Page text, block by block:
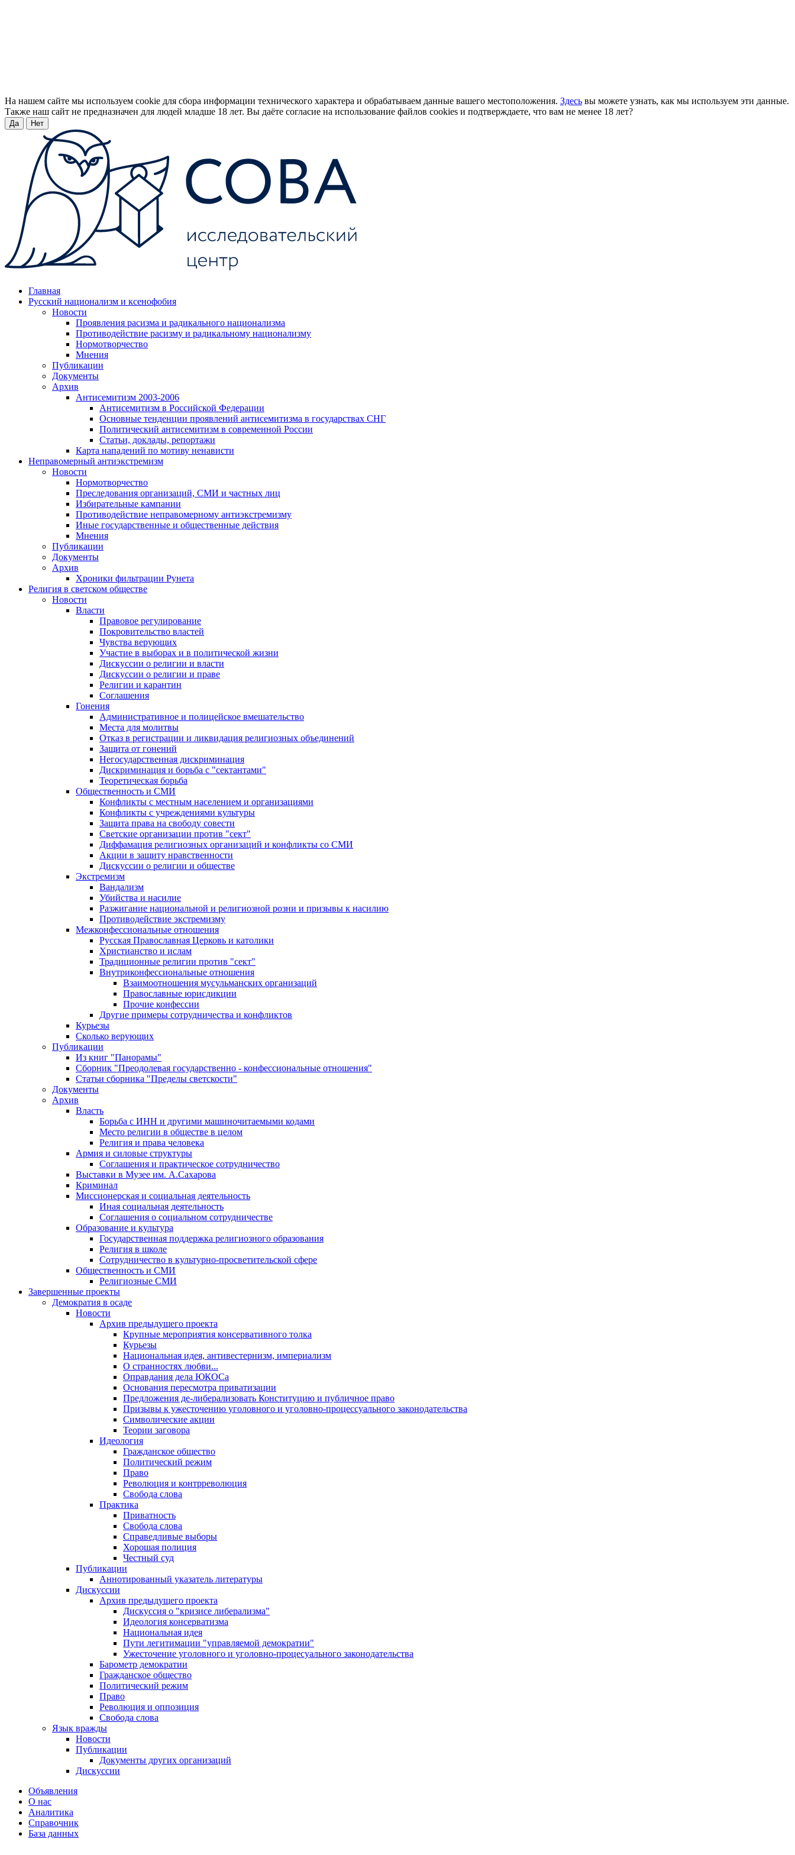
На нашем сайте мы используем cookie для сбора информации технического характера и обрабатываем данные вашего местоположения. Здесь вы можете узнать, как мы используем эти данные.
Также наш сайт не предназначен для людей младше 18 лет. Вы даёте согласие на использование файлов cookies и подтверждаете, что вам не менее 18 лет?
Да Нет
Главная
Русский национализм и ксенофобия
Новости
Проявления расизма и радикального национализма
Противодействие расизму и радикальному национализму
Нормотворчество
Мнения
Публикации
Документы
Архив
Антисемитизм 2003-2006
Антисемитизм в Российской Федерации
Основные тенденции проявлений антисемитизма в государствах СНГ
Политический антисемитизм в современной России
Статьи, доклады, репортажи
Карта нападений по мотиву ненависти
Неправомерный антиэкстремизм
Новости
Нормотворчество
Преследования организаций, СМИ и частных лиц
Избирательные кампании
Противодействие неправомерному антиэкстремизму
Иные государственные и общественные действия
Мнения
Публикации
Документы
Архив
Хроники фильтрации Рунета
Религия в светском обществе
Новости
Власти
Правовое регулирование
Покровительство властей
Чувства верующих
Участие в выборах и в политической жизни
Дискуссии о религии и власти
Дискуссии о религии и праве
Религии и карантин
Соглашения
Гонения
Административное и полицейское вмешательство
Места для молитвы
Отказ в регистрации и ликвидация религиозных объединений
Защита от гонений
Негосударственная дискриминация
Дискриминация и борьба с "сектантами"
Теоретическая борьба
Общественность и СМИ
Конфликты с местным населением и организациями
Конфликты с учреждениями культуры
Защита права на свободу совести
Светские организации против "сект"
Диффамация религиозных организаций и конфликты со СМИ
Акции в защиту нравственности
Дискуссии о религии и обществе
Экстремизм
Вандализм
Убийства и насилие
Разжигание национальной и религиозной розни и призывы к насилию
Противодействие экстремизму
Межконфессиональные отношения
Русская Православная Церковь и католики
Христианство и ислам
Традиционные религии против "сект"
Внутриконфессиональные отношения
Взаимоотношения мусульманских организаций
Православные юрисдикции
Прочие конфессии
Другие примеры сотрудничества и конфликтов
Курьезы
Сколько верующих
Публикации
Из книг "Панорамы"
Сборник "Преодолевая государственно - конфессиональные отношения"
Статьи сборника "Пределы светскости"
Документы
Архив
Власть
Борьба с ИНН и другими машиночитаемыми кодами
Место религии в обществе в целом
Религия и права человека
Армия и силовые структуры
Соглашения и практическое сотрудничество
Выставки в Музее им. А.Сахарова
Криминал
Миссионерская и социальная деятельность
Иная социальная деятельность
Соглашения о социальном сотрудничестве
Образование и культура
Государственная поддержка религиозного образования
Религия в школе
Сотрудничество в культурно-просветительской сфере
Общественность и СМИ
Религиозные СМИ
Завершенные проекты
Демократия в осаде
Новости
Архив предыдущего проекта
Крупные мероприятия консервативного толка
Курьезы
Национальная идея, антивестернизм, империализм
О странностях любви...
Оправдания дела ЮКОСа
Основания пересмотра приватизации
Предложения де-либерализовать Конституцию и публичное право
Призывы к ужесточению уголовного и уголовно-процессуального законодательства
Символические акции
Теории заговора
Идеология
Гражданское общество
Политический режим
Право
Революция и контрреволюция
Свобода слова
Практика
Приватность
Свобода слова
Справедливые выборы
Хорошая полиция
Честный суд
Публикации
Аннотированный указатель литературы
Дискуссии
Архив предыдущего проекта
Дискуссия о "кризисе либерализма"
Идеология консерватизма
Национальная идея
Пути легитимации "управляемой демократии"
Ужесточение уголовного и уголовно-процесуального законодательства
Барометр демократии
Гражданское общество
Политический режим
Право
Революция и оппозиция
Свобода слова
Язык вражды
Новости
Публикации
Документы других организаций
Дискуссии
Объявления
О нас
Аналитика
Справочник
База данных